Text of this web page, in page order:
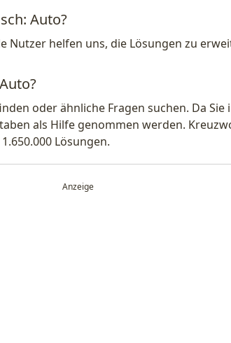
Auto?
Nutzer helfen uns, die Lösungen zu
oder ähnliche Fragen suchen. Da
als Hilfe genommen werden.
Lösungen.